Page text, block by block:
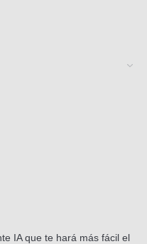
IA que te hará más fácil el